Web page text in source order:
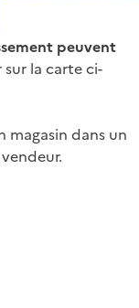
peuvent
la carte ci-
magasin dans un